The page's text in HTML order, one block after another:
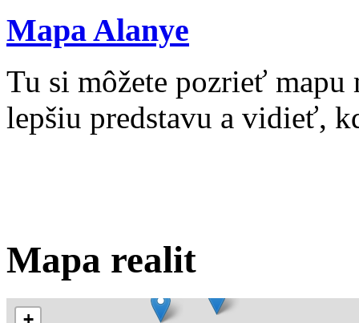
Mapa Alanye
Tu si môžete pozrieť
lepšiu predstavu a vidieť,
Mapa realit